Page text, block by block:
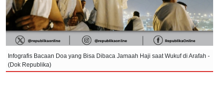
Infografis Bacaan Doa yang Bisa Dibaca Jamaah Haji saat Wukuf di Arafah -
(Dok Republika)